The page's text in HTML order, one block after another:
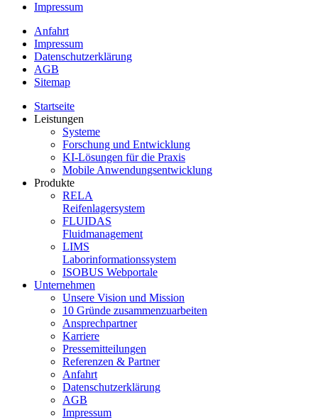
Impressum
Anfahrt
Impressum
Datenschutzerklärung
AGB
Sitemap
Startseite
Leistungen
Systeme
Forschung und Entwicklung
KI-Lösungen für die Praxis
Mobile Anwendungsentwicklung
Produkte
RELA
Reifenlagersystem
FLUIDAS
Fluidmanagement
LIMS
Laborinformationssystem
ISOBUS Webportale
Unternehmen
Unsere Vision und Mission
10 Gründe zusammenzuarbeiten
Ansprechpartner
Karriere
Pressemitteilungen
Referenzen & Partner
Anfahrt
Datenschutzerklärung
AGB
Impressum